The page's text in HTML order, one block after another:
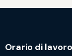
Orario di lavoro